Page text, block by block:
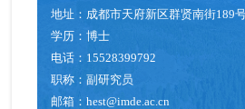
地址： 成都市天府新区群贤南街189
学历：博士
电话： 15528399792
职称：副研究员
邮箱：hest@imde.ac.cn